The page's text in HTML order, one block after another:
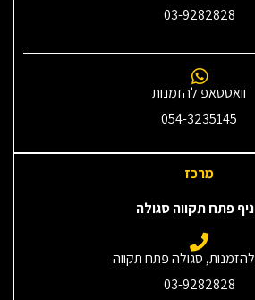
03-9282828
וואטסאפ להזמנות
054-3235145‎
מרכז
פתח תקווה סגולה
להזמנות, סגולה פתח תקווה
03-9282828